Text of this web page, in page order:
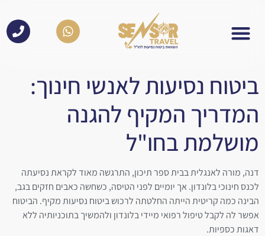
ביטוח נסיעות לאנשי חינוך:
המדריך המקיף להגנה
מושלמת בחו"ל
דנה, מורה לאנגלית בבית ספר תיכון, התרגשה מאוד לקראת נסיעתה
לכנס חינוכי בלונדון. אך יומיים לפני הטיסה, כשחשה כאבים חזקים בגב,
הבינה כמה קריטית הייתה החלטתה לרכוש ביטוח נסיעות מקיף. הביטוח
אפשר לה לקבל טיפול רפואי מיידי בלונדון ולהמשיך בתוכניותיה ללא
דאגות כספיות.